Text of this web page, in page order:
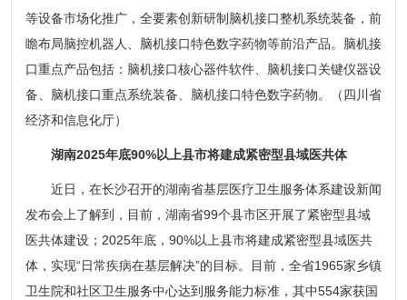
等设备市场化推广，全要素创新研制脑机接口整机系统装备，前
瞻布局脑控机器人、脑机接口特色数字药物等前沿产品。脑机接
口重点产品包括：脑机接口核心器件软件、脑机接口关键仪器设
备、脑机接口重点系统装备、脑机接口特色数字药物。（四川省
经济和信息化厅）
湖南2025年底90%以上县市将建成紧密型县域医共体
近日，在长沙召开的湖南省基层医疗卫生服务体系建设新闻
发布会上了解到，目前，湖南省99个县市区开展了紧密型县域
医共体建设；2025年底，90%以上县市将建成紧密型县域医共
体，实现“日常疾病在基层解决”的目标。目前，全省1965家乡镇
卫生院和社区卫生服务中心达到服务能力标准，其中554家获国